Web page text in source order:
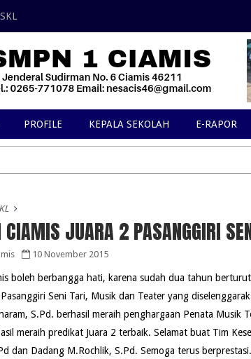
SKL
PROFILE KEPALA SEKOLAH E-RAPOR
JUARA 2 PASANGGIRI
10 November 2015
boleh berbangga hati, karena sudah dua tahun
Seni Tari, Musik dan Teater yang
S.Pd. berhasil meraih penghargaan Penata Musik
meraih predikat Juara 2 terbaik. Selamat buat Tim
dan Dadang M.Rochlik, S.Pd. Semoga terus berprestasi.